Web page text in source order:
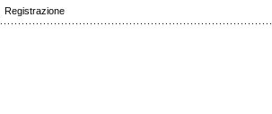
Registrazione